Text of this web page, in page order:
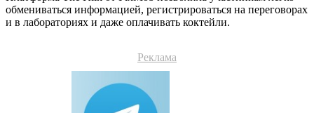
обмениваться информацией, регистрироваться на переговорах
и в лабораториях и даже оплачивать коктейли.
Реклама